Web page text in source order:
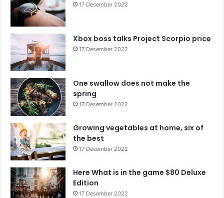
17 Desember 2022
Xbox boss talks Project Scorpio price
17 Desember 2022
One swallow does not make the
spring
17 Desember 2022
Growing vegetables at home, six of
the best
17 Desember 2022
Here What is in the game $80 Deluxe
Edition
17 Desember 2022